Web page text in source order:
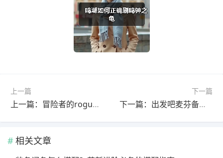
上一篇
上一篇：冒险者的rogue之旅前期用毒瓶壁垒，无尽和地狱都简单易上手
下一篇
下一篇：出发吧麦芬备战明天十一点新区40区
相关文章